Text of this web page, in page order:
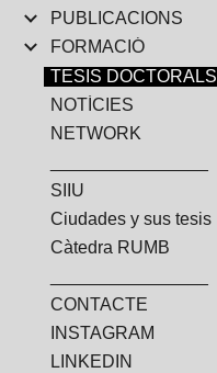
PUBLICACIONS
FORMACIÓ
TESIS DOCTORALS
NOTÍCIES
NETWORK
SIIU
Ciudades y sus tesis
Càtedra RUMB
CONTACTE
INSTAGRAM
LINKEDIN